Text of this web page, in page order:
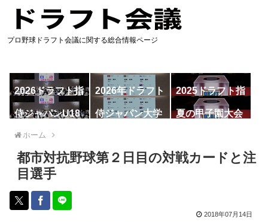
プロ野球ドラフト会議に関する総合情報ページ
2026ドラフト指
名予想
2026年ドラフト
候補
2025ドラフト指
名一覧
侍ジャパンU18
代表
侍ジャパン大学
夏の甲子園大会
ホーム
都市対抗野球第２日目の対戦カードと注
目選手
2018年07月14日